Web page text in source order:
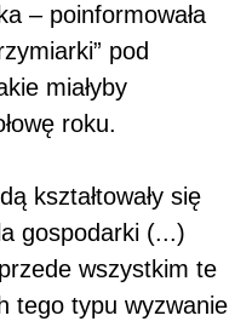
– poinformowała
pod
miałyby
roku.
kształtowały się
gospodarki (...)
wszystkim te
tego typu wyzwanie